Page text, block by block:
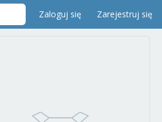
Zaloguj się Zarejestruj się